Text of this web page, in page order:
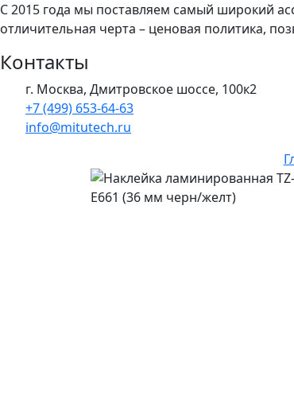
С 2015 года мы поставляем самый широкий
отличительная черта – ценовая политика,
Контакты
г. Москва, Дмитровское шоссе, 100к2
+7 (499) 653-64-63
info@mitutech.ru